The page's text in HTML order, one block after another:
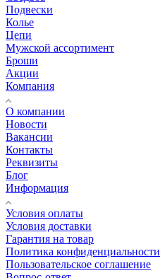
Подвески
Колье
Цепи
Мужской ассортимент
Броши
Акции
Компания
О компании
Новости
Вакансии
Контакты
Реквизиты
Блог
Информация
Условия оплаты
Условия доставки
Гарантия на товар
Политика конфиденциальности
Пользовательское соглашение